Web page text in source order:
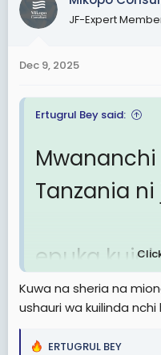
JF-Expert
Dec 9, 2025
Ertugrul Bey said:
Tanzania
epuka
Kuwa na sheria na
ushauri wa kuilinda
ERTUGRUL BEY